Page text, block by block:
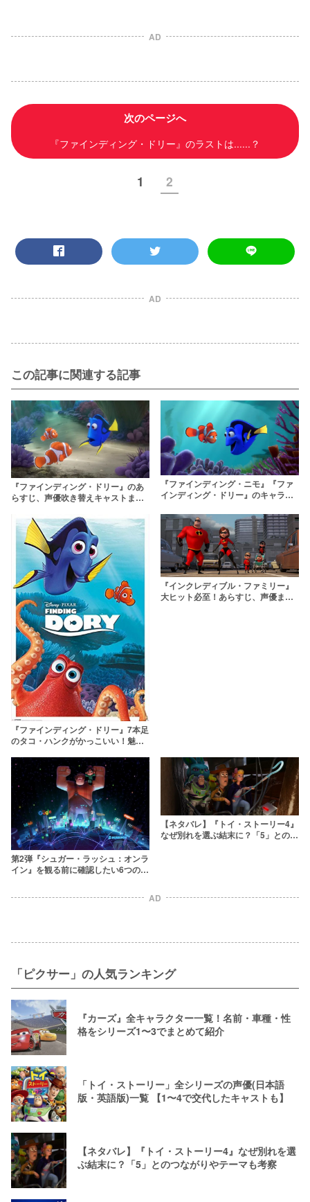
AD
次のページへ
『ファインディング・ドリー』のラストは......？
1 2
AD
この記事に関連する記事
『ファインディング・ドリー』のあ
らすじ、声優吹き替えキャストまと
『ファインディング・ニモ』『ファ
インディング・ドリー』のキャラク
『ファインディング・ドリー』7本足
のタコ・ハンクがかっこいい！魅力
『インクレディブル・ファミリー』
大ヒット必至！あらすじ、声優まと
第2弾『シュガー・ラッシュ：オンラ
イン』を観る前に確認したい6つのこ
【ネタバレ】『トイ・ストーリー4』
なぜ別れを選ぶ結末に？「5」とのつ
AD
「ピクサー」の人気ランキング
『カーズ』全キャラクター一覧！名前・車種・性
格をシリーズ1〜3でまとめて紹介
「トイ・ストーリー」全シリーズの声優(日本語
版・英語版)一覧 【1〜4で交代したキャストも】
【ネタバレ】『トイ・ストーリー4』なぜ別れを選
ぶ結末に？「5」とのつながりやテーマも考察